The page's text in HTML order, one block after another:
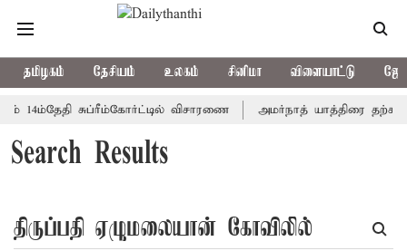
தமிழகம் தேசியம் உலகம் சினிமா விளையாட்டு
14ம்தேதி சுப்ரீம்கோர்ட்டில் விசாரணை அமர்நாத் யாத்திரை
Search Results